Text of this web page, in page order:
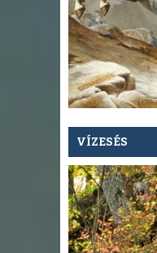
VÍZESÉS